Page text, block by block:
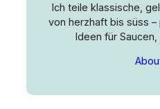
Ich teile klassische,
von herzhaft bis süss
Ideen für Saucen,